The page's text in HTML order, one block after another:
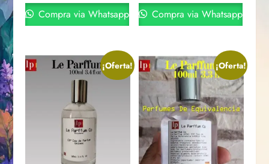
Compra via Whatsapp Compra via Whatsapp
¡Oferta! ¡Oferta!